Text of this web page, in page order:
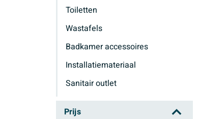
Toiletten
Wastafels
Badkamer accessoires
Installatiemateriaal
Sanitair outlet
Ink
Prijs